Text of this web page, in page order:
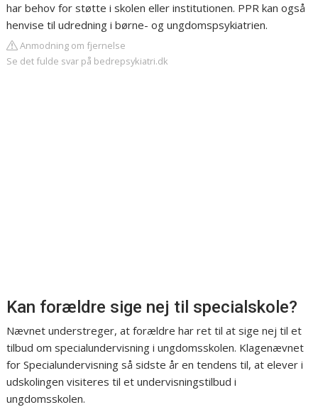
har behov for støtte i skolen eller institutionen. PPR kan også
henvise til udredning i børne- og ungdomspsykiatrien.
Anmodning om fjernelse
Se det fulde svar på bedrepsykiatri.dk
Kan forældre sige nej til specialskole?
Nævnet understreger, at forældre har ret til at sige nej til et
tilbud om specialundervisning i ungdomsskolen. Klagenævnet
for Specialundervisning så sidste år en tendens til, at elever i
udskolingen visiteres til et undervisningstilbud i
ungdomsskolen.